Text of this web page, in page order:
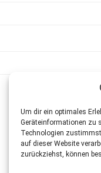
Um dir ein optimales
Geräteinformationen zu
Technologien
auf dieser Website
zurückziehst, können